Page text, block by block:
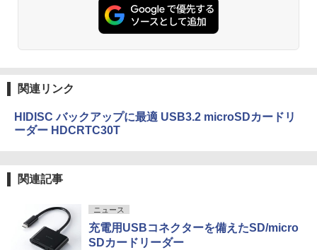
関連リンク
HIDISC バックアップに最適 USB3.2 microSDカードリ
ーダー HDCRTC30T
関連記事
ニュース
充電用USBコネクターを備えたSD/micro
SDカードリーダー